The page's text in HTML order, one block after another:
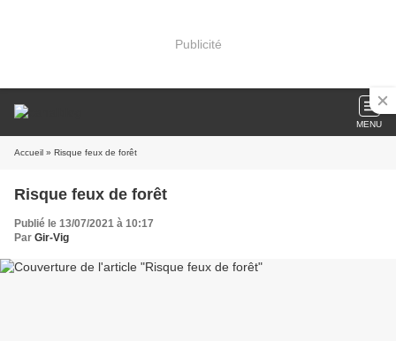
Publicité
MENU
Accueil » Risque feux de forêt
Risque feux de forêt
Publié le 13/07/2021 à 10:17
Par Gir-Vig